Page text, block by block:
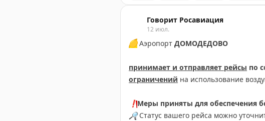
Говорит Росавиация
12 июл.
🟡Аэропорт ДОМОДЕДОВО
принимает и отправляет рейсы по
ограничений на использование
❗️Меры приняты для обеспечения
🔎Статус вашего рейса можно